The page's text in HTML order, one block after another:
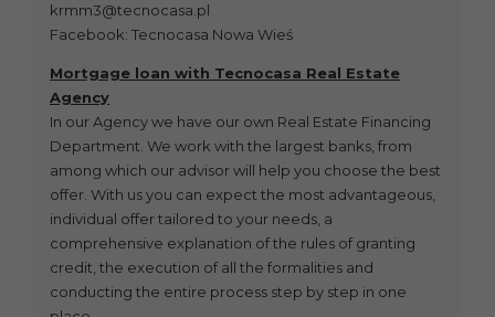
krmm3@tecnocasa.pl
Facebook: Tecnocasa Nowa Wieś
Mortgage loan with Tecnocasa Real Estate
Agency
In our Agency we have our own Real Estate Financing
Department. We work with the largest banks, from
among which our advisor will help you choose the best
offer. With us you can expect the most advantageous,
individual offer tailored to your needs, a
comprehensive explanation of the rules of granting
credit, the execution of all the formalities and
conducting the entire process step by step in one